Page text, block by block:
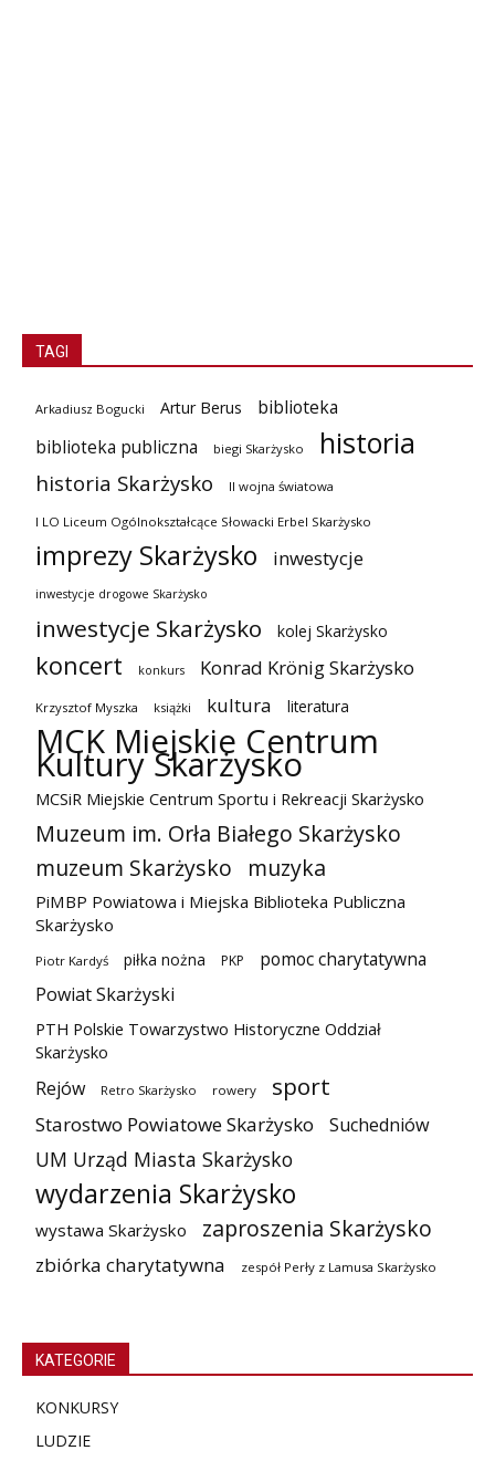
TAGI
Arkadiusz Bogucki Artur Berus
biblioteka
biblioteka publiczna
biegi Skarżysko historia
historia Skarżysko II wojna światowa
I LO Liceum Ogólnokształcące Słowacki Erbel Skarżysko
imprezy Skarżysko inwestycje
inwestycje drogowe Skarżysko
inwestycje Skarżysko kolej Skarżysko
koncert konkurs Konrad Krönig Skarżysko
Krzysztof Myszka książki kultura literatura
MCK Miejskie Centrum
Kultury Skarżysko
MCSiR Miejskie Centrum Sportu i Rekreacji Skarżysko
Muzeum im. Orła Białego Skarżysko
muzeum Skarżysko
muzyka
PiMBP Powiatowa i Miejska Biblioteka Publiczna
Skarżysko
Piotr Kardyś piłka nożna PKP
pomoc charytatywna
Powiat Skarżyski
PTH Polskie Towarzystwo Historyczne Oddział
Skarżysko
Rejów Retro Skarżysko rowery sport
Starostwo Powiatowe Skarżysko Suchedniów
UM Urząd Miasta Skarżysko
wydarzenia Skarżysko
wystawa Skarżysko zaproszenia Skarżysko
zbiórka charytatywna zespół Perły z Lamusa Skarżysko
KATEGORIE
KONKURSY
LUDZIE